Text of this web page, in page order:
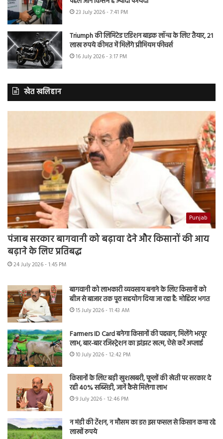
23 July 2026 - 7:41 PM
Triumph की लिमिटेड एडिशन बाइक लॉन्च के लिए तैयार, 21
लाख रुपये कीमत में मिलेंगे प्रीमियम फीचर्स
16 July 2026 - 3:17 PM
खेत खलिहान
Punjab
पंजाब सरकार बागवानी को बढ़ावा देने और किसानों की आय
बढ़ाने के लिए प्रतिबद्ध
24 July 2026 - 1:45 PM
बागवानी को लाभकारी व्यवसाय बनाने के लिए किसानों को
बीज से बाजार तक पूरा सहयोग दिया जा रहा है: मोहिंदर भगत
15 July 2026 - 11:43 AM
Farmers ID Card बनेगा किसानों की पहचान, मिलेंगे भरपूर
लाभ, बार-बार रजिस्ट्रेशन का झंझट खत्म, ऐसे करें अप्लाई
10 July 2026 - 12:42 PM
किसानों के लिए बड़ी खुशखबरी, फूलों की खेती पर सरकार दे
रही 40% सब्सिडी, जानें कैसे मिलेगा लाभ
9 July 2026 - 12:46 PM
न मंडी की टेंशन, न मौसम का डर! इस फसल से किसान कमा रहे
लाखों रुपये